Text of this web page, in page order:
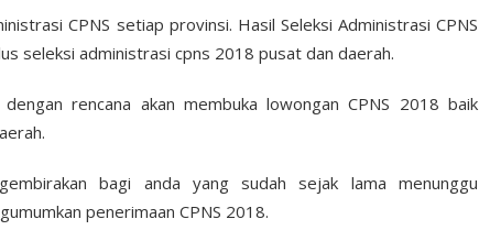
CPNS setiap provinsi. Hasil Seleksi Administrasi CPNS
seleksi administrasi cpns 2018 pusat dan daerah.
rencana akan membuka lowongan CPNS 2018 baik
bagi anda yang sudah sejak lama menunggu
penerimaan CPNS 2018.